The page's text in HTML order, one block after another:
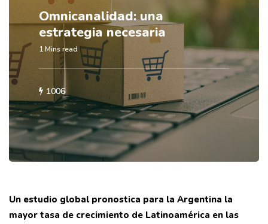
Omnicanalidad: una
estrategia necesaria
1 Mins read
1006
Un estudio global pronostica para la Argentina la
mayor tasa de crecimiento de Latinoamérica en las